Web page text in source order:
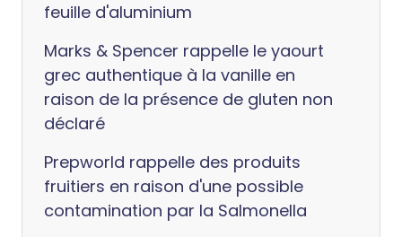
feuille d'aluminium
Marks & Spencer rappelle le yaourt
grec authentique à la vanille en
raison de la présence de gluten non
déclaré
Prepworld rappelle des produits
fruitiers en raison d'une possible
contamination par la Salmonella